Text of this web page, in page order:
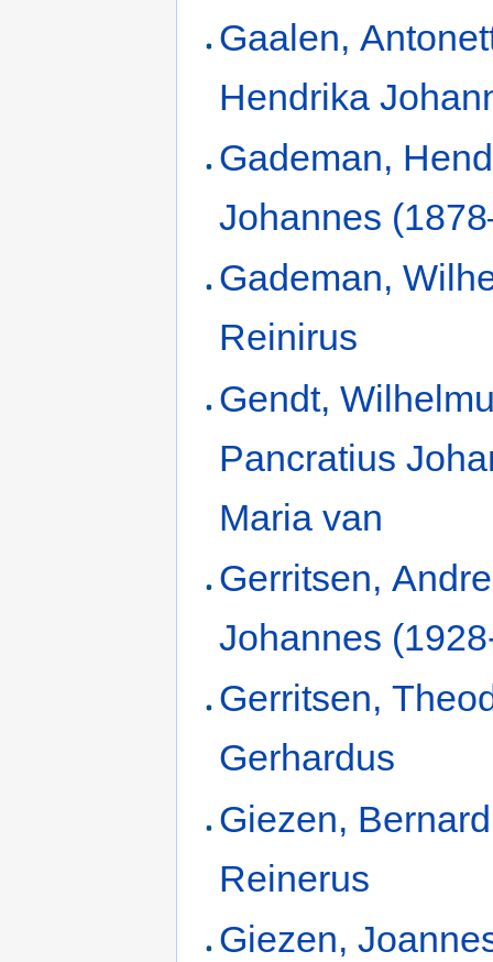
Gaalen,
Hendrika
Gademan,
Johannes
Gademan,
Reinirus
Gendt,
Pancratius
Maria van
Gerritsen,
Johannes
Gerritsen,
Gerhardus
Giezen,
Reinerus
Giezen,